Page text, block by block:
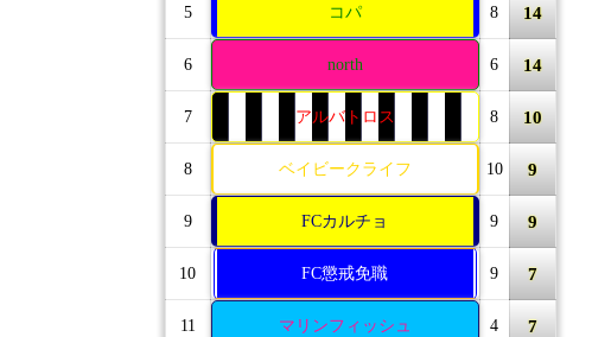
5 コパ 8 14
6 north 6 14
7 アルバトロス 8 10
8 ベイビークライフ 10 9
9 FCカルチョ 9 9
10 FC懲戒免職 9 7
11 マリンフィッシュ 4 7